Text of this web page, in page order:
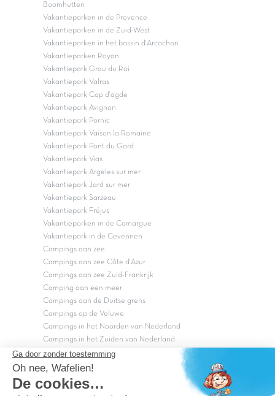
Boomhutten
Vakantieparken in de Provence
Vakantieparken in de Zuid-West
Vakantieparken in het bassin d'Arcachon
Vakantieparken Royan
Vakantiepark Grau du Roi
Vakantiepark Valras
Vakantiepark Cap d'agde
Vakantiepark Avignon
Vakantiepark Pornic
Vakantiepark Vaison la Romaine
Vakantiepark Pont du Gard
Vakantiepark Vias
Vakantiepark Argeles sur mer
Vakantiepark Jard sur mer
Vakantiepark Sarzeau
Vakantiepark Fréjus
Vakantieparken in de Camargue
Vakantiepark in de Cevennen
Campings aan zee
Campings aan zee Côte d'Azur
Campings aan zee Zuid-Frankrijk
Camping aan een meer
Campings aan de Duitse grens
Campings op de Veluwe
Campings in het Noorden van Nederland
Campings in het Zuiden van Nederland
Copyright Capfun 2026 ©
Bij Capfun solliciteren
Veelgestelde vragen